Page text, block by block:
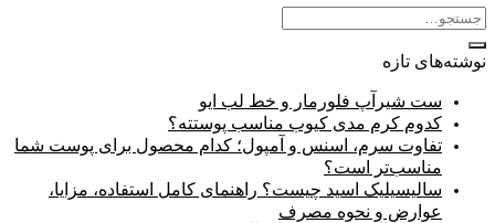
نوشته‌های تازه
ست شیرآپ فلورمار و خط لب ایو
کدوم کرم مدی کیوب مناسب پوستته؟
تفاوت سرم، اسنس و آمپول؛ کدام محصول برای پوست شما
مناسب‌تر است؟
سالیسیلیک اسید چیست؟ راهنمای کامل استفاده، مزایا،
عوارض و نحوه مصرف